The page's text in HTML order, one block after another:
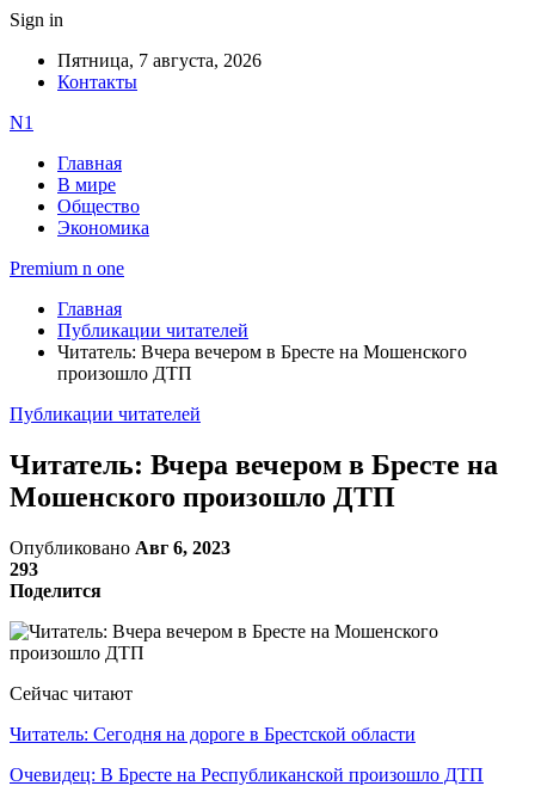
Sign in
Пятница, 7 августа, 2026
Контакты
N1
Главная
В мире
Общество
Экономика
Premium n one
Главная
Публикации читателей
Читатель: Вчера вечером в Бресте на Мошенского
произошло ДТП
Публикации читателей
Читатель: Вчера вечером в Бресте на
Мошенского произошло ДТП
Опубликовано Авг 6, 2023
293
Поделится
Сейчас читают
Читатель: Сегодня на дороге в Брестской области
Очевидец: В Бресте на Республиканской произошло ДТП